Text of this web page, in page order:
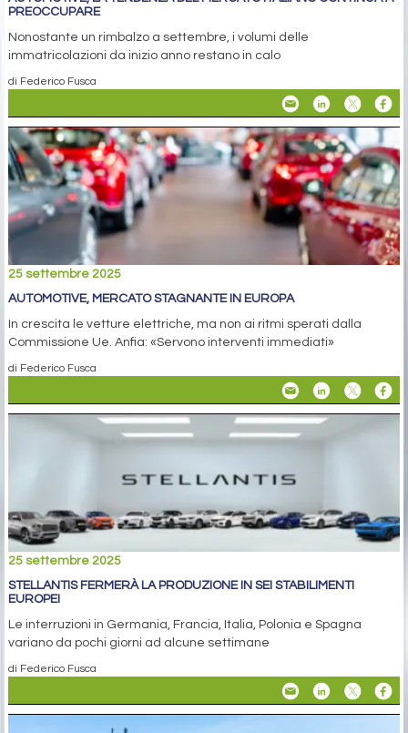
PREOCCUPARE
Nonostante un rimbalzo a settembre, i volumi delle
immatricolazioni da inizio anno restano in calo
di Federico Fusca
25 settembre 2025
AUTOMOTIVE, MERCATO STAGNANTE IN EUROPA
In crescita le vetture elettriche, ma non ai ritmi sperati dalla
Commissione Ue. Anfia: «Servono interventi immediati»
di Federico Fusca
25 settembre 2025
STELLANTIS FERMERÀ LA PRODUZIONE IN SEI STABILIMENTI
EUROPEI
Le interruzioni in Germania, Francia, Italia, Polonia e Spagna
variano da pochi giorni ad alcune settimane
di Federico Fusca